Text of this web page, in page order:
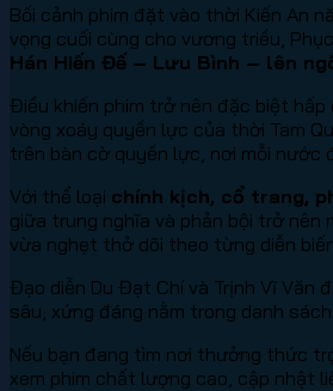
Bối cảnh phim đặt vào thời Kiến An
vọng cuối cùng cho vương triều,
Hán Hiến Đế – Lưu Bình – lên
Điều khiến phim trở nên đặc biệt hấp
vòng xoáy quyền lực của thời Tam
trên bàn cờ quyền lực, nơi mỗi nước
Với thể loại chính kịch, cổ trang,
giữa trung nghĩa và phản bội trở nên
vừa nghẹt thở dõi theo từng diễn
Đạo diễn Du Đạt Chí và Trịnh Vĩ Văn
sâu, xứng đáng nằm trong danh
Nếu bạn đang tìm nơi thưởng thức
xem phim chất lượng cao, cập nhật